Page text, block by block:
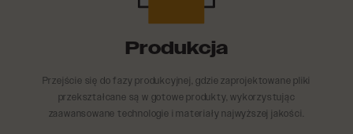
Produkcja
Przejście się do fazy produkcyjnej, gdzie zaprojektowane pliki
przekształcane są w gotowe produkty, wykorzystując
zaawansowane technologie i materiały najwyższej jakości.